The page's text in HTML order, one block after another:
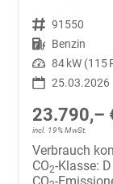
Fahrzeugnr. 91550
Kraftstoff Benzin
Leistung 84 kW (115
25.03.2026
23.790,–
incl. 19% MwSt.
Verbrauch
CO2-Klasse: D
CO -